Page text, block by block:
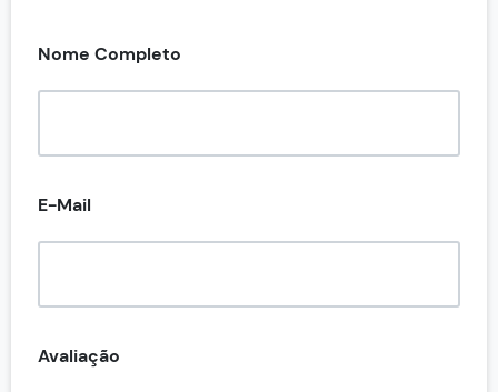
Nome Completo
E-Mail
Avaliação